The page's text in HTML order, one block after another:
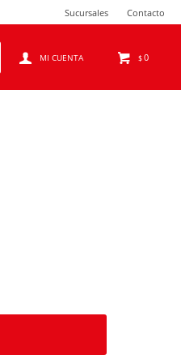
$0
Sucursales Contacto